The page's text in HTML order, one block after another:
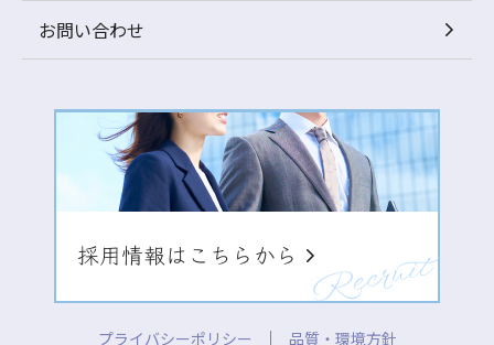
お問い合わせ
プライバシーポリシー 品質・環境方針